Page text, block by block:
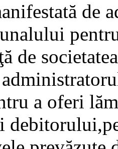
de
de
a oferi